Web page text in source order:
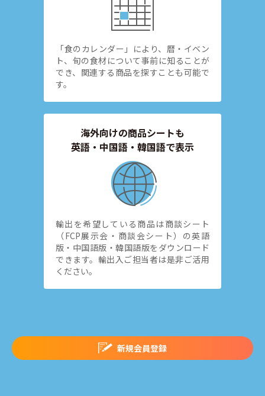
「食のカレンダー」により、暦・イベン
ト、旬の食材について事前に知ることが
でき、関連する商品を探すことも可能で
す。
海外向けの商品シートも
英語・中国語・韓国語で表示
輸出を希望している商品は商談シート
（FCP展示会・商談会シート）の英語
版・中国語版・韓国語版をダウンロード
できます。輸出入ご担当者は是非ご活用
ください。
新規会員登録